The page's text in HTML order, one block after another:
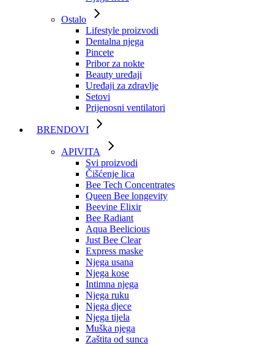
Ostalo
Lifestyle proizvodi
Dentalna njega
Pincete
Pribor za nokte
Beauty uređaji
Uređaji za zdravlje
Setovi
Prijenosni ventilatori
BRENDOVI
APIVITA
Svi proizvodi
Čišćenje lica
Bee Tech Concentrates
Queen Bee longevity
Beevine Elixir
Bee Radiant
Aqua Beelicious
Just Bee Clear
Express maske
Njega usana
Njega kose
Intimna njega
Njega ruku
Njega djece
Njega tijela
Muška njega
Zaštita od sunca